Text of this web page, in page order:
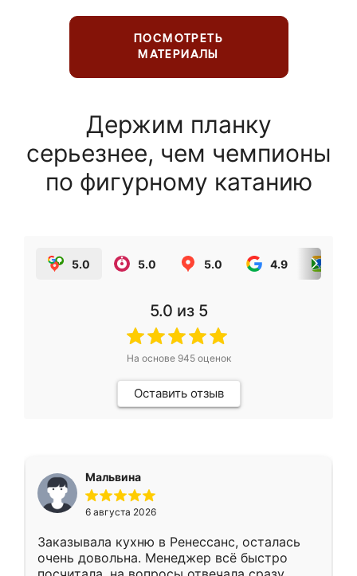
ПОСМОТРЕТЬ
МАТЕРИАЛЫ
Держим планку
серьезнее, чем чемпионы
по фигурному катанию
5.0 5.0 5.0 4.9
5.0 из 5
На основе 945оценок
Оставить отзыв
Мальвина
6 августа 2026
Заказывала кухню в Ренессанс, осталась
очень довольна. Менеджер всё быстро